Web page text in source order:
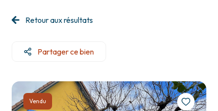
estimation
mail
Retour aux résultats
Partager ce bien
Vendu